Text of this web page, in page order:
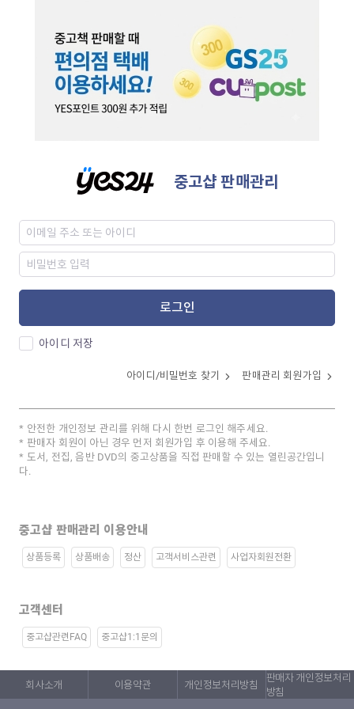
중고샵 판매관리
로그인
아이디 저장
아이디/비밀번호 찾기 판매관리 회원가입
안전한 개인정보 관리를 위해 다시 한번 로그인 해주세요.
판매자 회원이 아닌 경우 먼저 회원가입 후 이용해 주세요.
도서, 전집, 음반 DVD의 중고상품을 직접 판매할 수 있는 열린공간입니
다.
중고샵 판매관리 이용안내
상품등록 상품배송 정산 고객서비스관련 사업자회원전환
고객센터
중고샵관련FAQ 중고샵1:1문의
회사소개 이용약관 개인정보처리방침
판매자 개인정보처리
방침